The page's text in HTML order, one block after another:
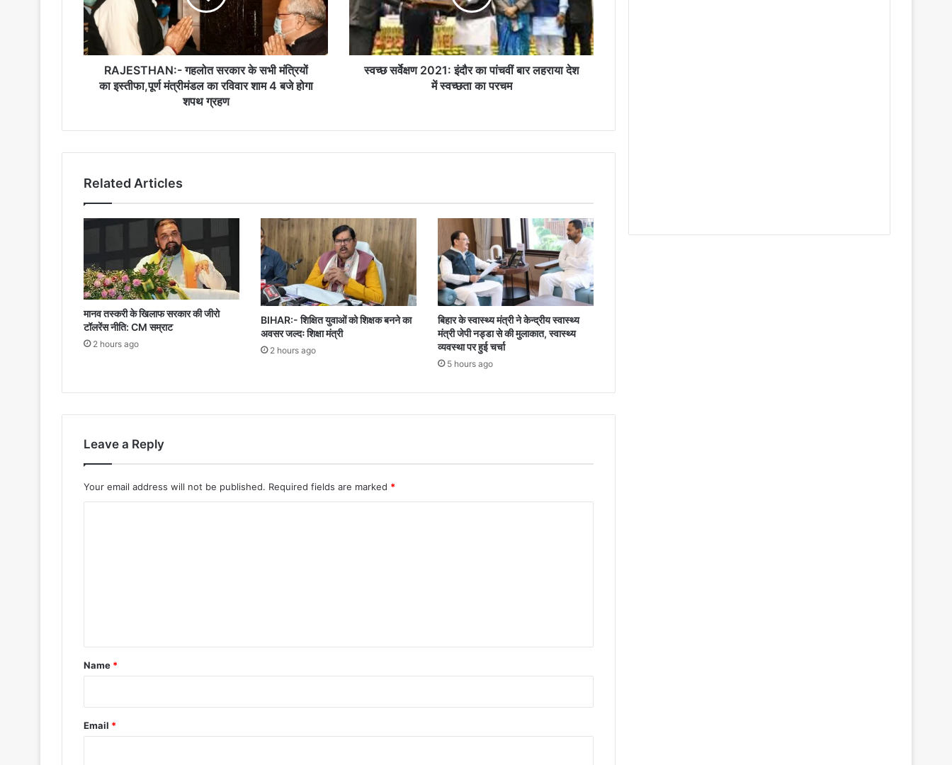
मंत्रियों
का
इस्तीफा,पूर्ण
मंत्रीमंडल
रविवार
RAJESTHAN:- गहलोत सरकार के सभी मंत्रियों
का इस्तीफा,पूर्ण मंत्रीमंडल का रविवार शाम 4 बजे होगा
शपथ ग्रहण
पांचवीं
बार
देश
स्वच्छ सर्वेक्षण 2021: इंदौर का पांचवीं बार लहराया देश
में स्वच्छता का परचम
Related Articles
मानव तस्करी के खिलाफ सरकार की जीरो
टॉलरेंस नीति: CM सम्राट
2 hours ago
BIHAR:- शिक्षित युवाओं को शिक्षक बनने का
अवसर जल्दः शिक्षा मंत्री
2 hours ago
बिहार के स्वास्थ्य मंत्री ने केन्द्रीय स्वास्थ्य
मंत्री जेपी नड्डा से की मुलाकात, स्वास्थ्य
व्यवस्था पर हुई चर्चा
5 hours ago
Leave a Reply
Your email address will not be published. Required fields are marked *
*
Name *
Email *